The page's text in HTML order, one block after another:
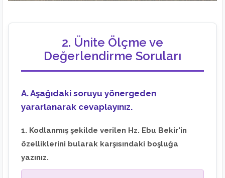
2. Ünite Ölçme ve
Değerlendirme Soruları
A. Aşağıdaki soruyu yönergeden
yararlanarak cevaplayınız.
1. Kodlanmış şekilde verilen Hz. Ebu Bekir'in
özelliklerini bularak karşısındaki boşluğa
yazınız.